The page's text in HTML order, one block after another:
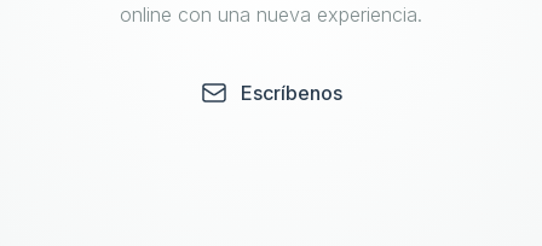
online con una nueva experiencia.
Escríbenos